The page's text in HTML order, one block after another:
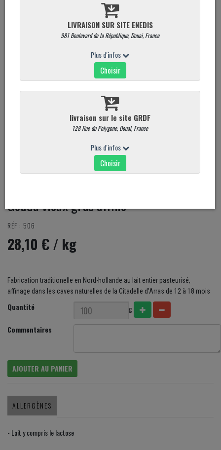
Gouda vieux gras affiné
RÉF : 506
28,10 €/ kg
Fabrication traditionelle en Nord-hollande au lait entier pasteurisé,
affinage dans les caves naturelles de la Citadelle d'Arras de 12 à 18 mois
Quantité g
Commentaires
AJOUTER AU PANIER
ALLERGÈNES
- Lait y compris le lactose